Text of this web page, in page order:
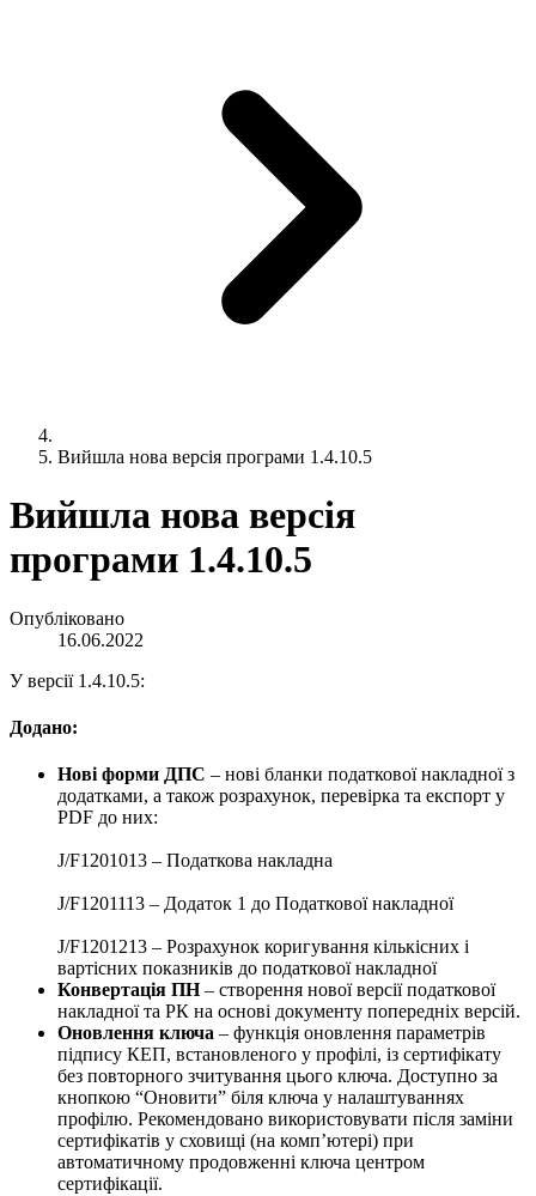
Вийшла нова версія програми 1.4.10.5
Вийшла нова версія
програми 1.4.10.5
Опубліковано
16.06.2022
У версії 1.4.10.5:
Додано:
Нові форми ДПС – нові бланки податкової накладної з
додатками, а також розрахунок, перевірка та експорт у
PDF до них:
J/F1201013 – Податкова накладна
J/F1201113 – Додаток 1 до Податкової накладної
J/F1201213 – Розрахунок коригування кількісних і
вартісних показників до податкової накладної
Конвертація ПН– створення нової версії податкової
накладної та РК на основі документу попередніх версій.
Оновлення ключа – функція оновлення параметрів
підпису КЕП, встановленого у профілі, із сертифікату
без повторного зчитування цього ключа. Доступно за
кнопкою “Оновити” біля ключа у налаштуваннях
профілю. Рекомендовано використовувати після заміни
сертифікатів у сховищі (на комп’ютері) при
автоматичному продовженні ключа центром
сертифікації.